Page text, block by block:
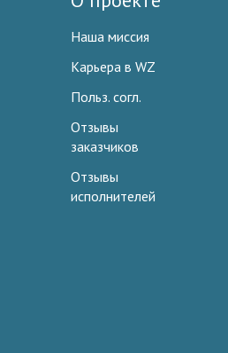
Наша миссия
Карьера в WZ
Польз. согл.
Отзывы
заказчиков
Отзывы
исполнителей